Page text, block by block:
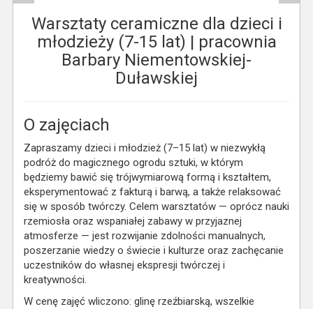
Warsztaty ceramiczne dla dzieci i
młodzieży (7-15 lat) | pracownia
Barbary Niementowskiej-
Duławskiej
O zajęciach
Zapraszamy dzieci i młodzież (7–15 lat) w niezwykłą
podróż do magicznego ogrodu sztuki, w którym
będziemy bawić się trójwymiarową formą i kształtem,
eksperymentować z fakturą i barwą, a także relaksować
się w sposób twórczy. Celem warsztatów — oprócz nauki
rzemiosła oraz wspaniałej zabawy w przyjaznej
atmosferze — jest rozwijanie zdolności manualnych,
poszerzanie wiedzy o świecie i kulturze oraz zachęcanie
uczestników do własnej ekspresji twórczej i
kreatywności.
W cenę zajęć wliczono: glinę rzeźbiarską, wszelkie